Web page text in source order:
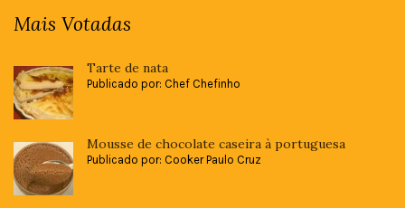
Mais Votadas
Tarte de nata
Publicado por: Chef Chefinho
Mousse de chocolate caseira à portuguesa
Publicado por: Cooker Paulo Cruz